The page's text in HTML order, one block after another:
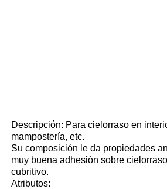
Descripción: Para cielorraso en
mampostería, etc.
Su composición le da propiedades
muy buena adhesión sobre
cubritivo.
Atributos: